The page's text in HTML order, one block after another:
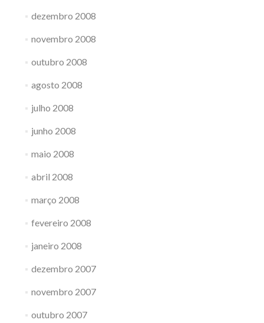
dezembro 2008
novembro 2008
outubro 2008
agosto 2008
julho 2008
junho 2008
maio 2008
abril 2008
março 2008
fevereiro 2008
janeiro 2008
dezembro 2007
novembro 2007
outubro 2007